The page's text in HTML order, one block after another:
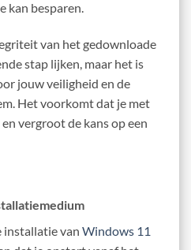
kan besparen.
van het gedownloade
stap lijken, maar het is
jouw veiligheid en de
Het voorkomt dat je met
vergroot de kans op een
installatie van Windows 11